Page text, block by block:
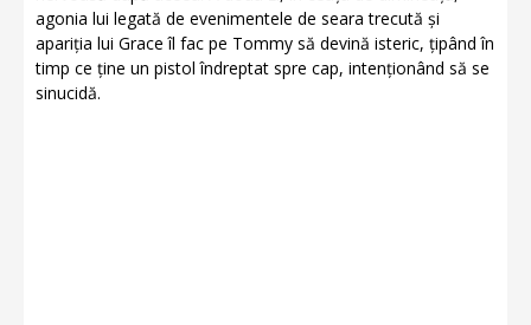
agonia lui legată de evenimentele de seara trecută și
apariția lui Grace îl fac pe Tommy să devină isteric, țipând în
timp ce ține un pistol îndreptat spre cap, intenționând să se
sinucidă.